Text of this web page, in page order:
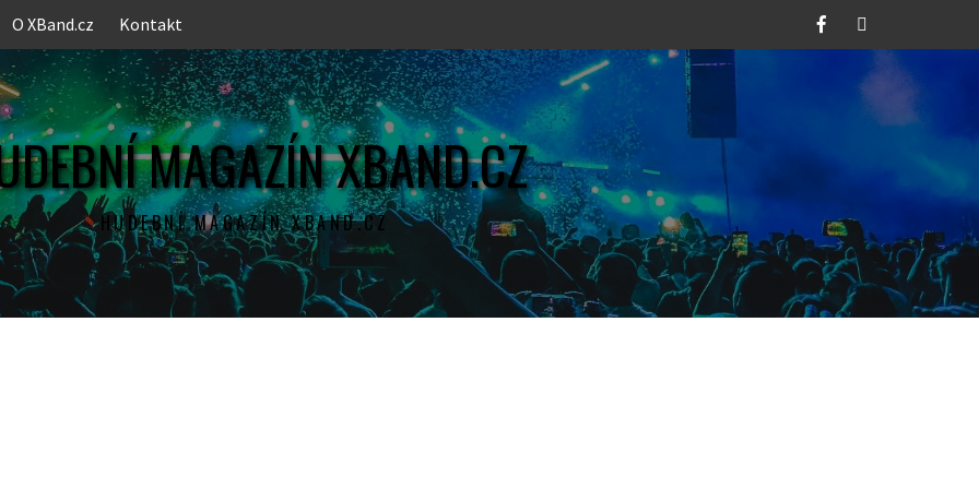
O XBand.cz Kontakt FacebookTwitter
MAGAZÍN XBAND.CZ
HUDEBNÍ MAGAZÍN XBAND.CZ